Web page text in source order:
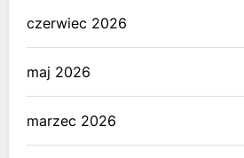
czerwiec 2026
maj 2026
marzec 2026